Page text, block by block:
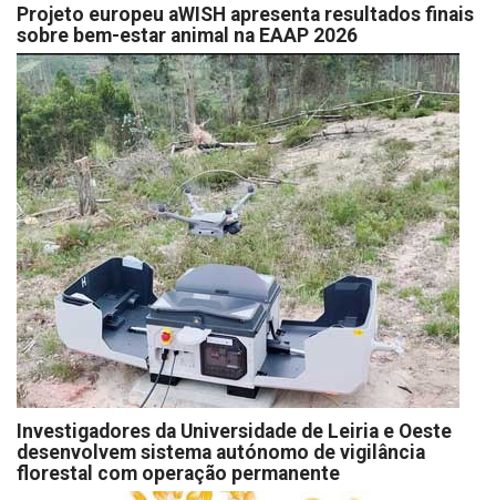
Projeto europeu aWISH apresenta resultados finais
sobre bem-estar animal na EAAP 2026
Investigadores da Universidade de Leiria e Oeste
desenvolvem sistema autónomo de vigilância
florestal com operação permanente